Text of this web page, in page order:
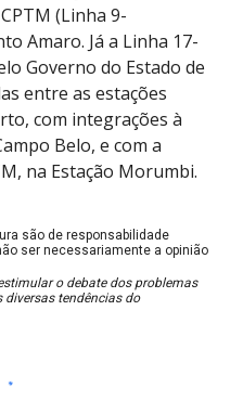
(Linha 9-
Amaro. Já a Linha 17-
Governo do Estado de
entre as estações
com integrações à
Belo, e com a
na Estação Morumbi.
são de responsabilidade
ser necessariamente a opinião
o debate dos problemas
diversas tendências do